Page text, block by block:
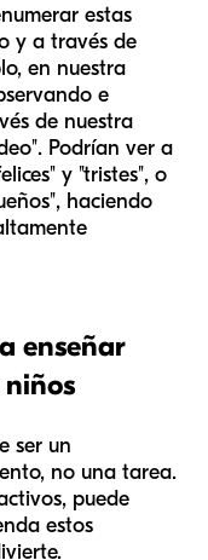
estas
y a través de
en nuestra
e
de nuestra
Podrían ver a
y "tristes", o
haciendo
enseñar
ser un
no una tarea.
puede
estos